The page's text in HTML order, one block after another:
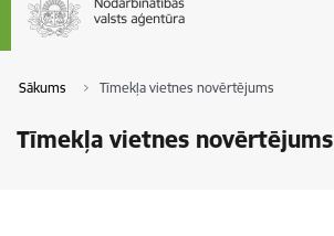
Sākums Tīmekļa vietnes novērtējums
Tīmekļa vietnes novērtējums